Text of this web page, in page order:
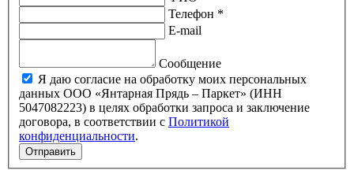
Телефон *
E-mail
Сообщение
Я даю согласие на обработку моих персональных
данных ООО «Янтарная Прядь – Паркет» (ИНН
5047082223) в целях обработки запроса и заключение
договора, в соответствии с Политикой
конфиденциальности.
Отправить